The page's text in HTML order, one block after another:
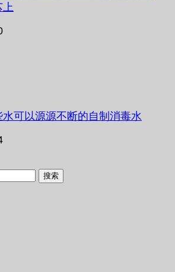
可以源源不断的自制消毒水